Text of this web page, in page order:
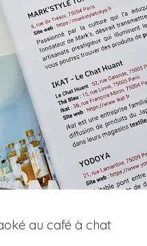
au café à chat